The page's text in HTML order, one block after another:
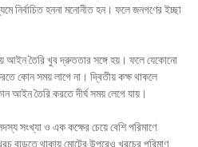
নির্বাচিত হননা মনোনীত হন। ফলে জনগণের ইচ্ছা
আইন তৈরি খুব দ্রুততার সঙ্গে হয়। ফলে যেকোনো
কোন সময় লাগে না। দ্বিতীয় কক্ষ থাকলে
আইন তৈরি করতে দীর্ঘ সময় লেগে যায়।
সংখ্যা ও এক কক্ষের চেয়ে বেশি পরিমাণে
বাড়তে থাকায় মোটের উপরেও খরচের পরিমাণ